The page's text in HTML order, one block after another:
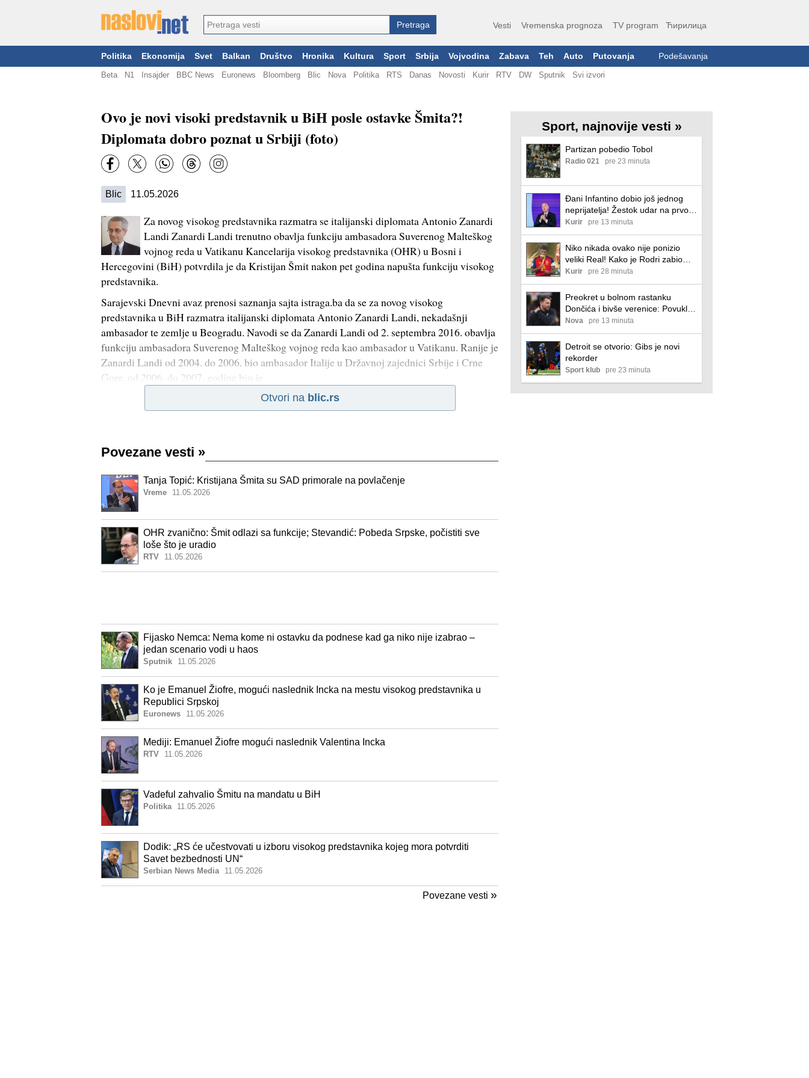
Vesti Vremenska prognoza TV program Ћирилица
Politika Ekonomija Svet Balkan Društvo Hronika Kultura Sport Srbija Vojvodina Zabava Teh Auto Putovanja Podešavanja
Beta N1 Insajder BBC News Euronews Bloomberg Blic Nova Politika RTS Danas Novosti Kurir RTV DW Sputnik Svi izvori
Ovo je novi visoki predstavnik u BiH posle ostavke Šmita?!
Diplomata dobro poznat u Srbiji (foto)
Blic 11.05.2026
Za novog visokog predstavnika razmatra se italijanski diplomata Antonio Zanardi
Landi Zanardi Landi trenutno obavlja funkciju ambasadora Suverenog Malteškog
vojnog reda u Vatikanu Kancelarija visokog predstavnika (OHR) u Bosni i
Hercegovini (BiH) potvrdila je da Kristijan Šmit nakon pet godina napušta funkciju visokog
predstavnika.
Sarajevski Dnevni avaz prenosi saznanja sajta istraga.ba da se za novog visokog
predstavnika u BiH razmatra italijanski diplomata Antonio Zanardi Landi, nekadašnji
ambasador te zemlje u Beogradu. Navodi se da Zanardi Landi od 2. septembra 2016. obavlja
funkciju ambasadora Suverenog Malteškog vojnog reda kao ambasador u Vatikanu. Ranije je
Zanardi Landi od 2004. do 2006. bio ambasador Italije u Državnoj zajednici Srbije i Crne
Gore, od 2006. do 2007. godine bio je
Otvori na blic.rs
Povezane vesti »
Tanja Topić: Kristijana Šmita su SAD primorale na povlačenje
Vreme 11.05.2026
OHR zvanično: Šmit odlazi sa funkcije; Stevandić: Pobeda Srpske, počistiti sve
loše što je uradio
RTV 11.05.2026
Fijasko Nemca: Nema kome ni ostavku da podnese kad ga niko nije izabrao –
jedan scenario vodi u haos
Sputnik 11.05.2026
Ko je Emanuel Žiofre, mogući naslednik Incka na mestu visokog predstavnika u
Republici Srpskoj
Euronews 11.05.2026
Mediji: Emanuel Žiofre mogući naslednik Valentina Incka
RTV 11.05.2026
Vadeful zahvalio Šmitu na mandatu u BiH
Politika 11.05.2026
Dodik: „RS će učestvovati u izboru visokog predstavnika kojeg mora potvrditi
Savet bezbednosti UN“
Serbian News Media 11.05.2026
Povezane vesti »
Sport, najnovije vesti »
Partizan pobedio Tobol
Radio 021 pre 23 minuta
Đani Infantino dobio još jednog
neprijatelja! Žestok udar na prvog
čoveka FIFA: "Mora da prestane
da zloupotrebljava svoju moć! Ne
zanima ga zdravlje fudbalera"
Kurir pre 13 minuta
Niko nikada ovako nije ponizio
veliki Real! Kako je Rodri zabio
nož u leđa Kraljevima - posle
ovoga u Madrid bolje da ne dolazi!
Kurir pre 28 minuta
Preokret u bolnom rastanku
Dončića i bivše verenice: Povukla
tužbu, a sada odlučila da traži 50
miliona dolara - novi detalji drame
Nova pre 13 minuta
Detroit se otvorio: Gibs je novi
rekorder
Sport klub pre 23 minuta